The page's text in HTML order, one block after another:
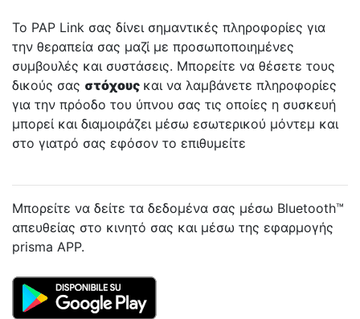
To PAP Link σας δίνει σημαντικές πληροφορίες για
την θεραπεία σας μαζί με προσωποποιημένες
συμβουλές και συστάσεις. Μπορείτε να θέσετε τους
δικούς σας στόχους και να λαμβάνετε πληροφορίες
για την πρόοδο του ύπνου σας τις οποίες η συσκευή
μπορεί και διαμοιράζει μέσω εσωτερικού μόντεμ και
στο γιατρό σας εφόσον το επιθυμείτε
Μπορείτε να δείτε τα δεδομένα σας μέσω Bluetooth™
απευθείας στο κινητό σας και μέσω της εφαρμογής
prisma APP.